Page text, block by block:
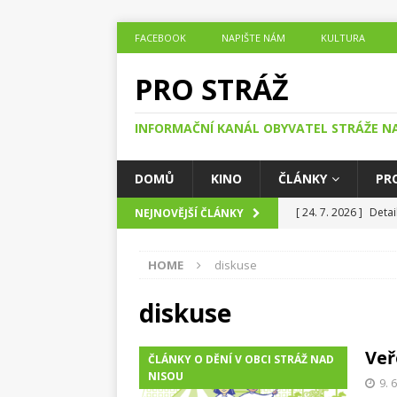
FACEBOOK NAPIŠTE NÁM KULTURA
PRO STRÁŽ
INFORMAČNÍ KANÁL OBYVATEL STRÁŽE
DOMŮ KINO ČLÁNKY
NEJNOVĚJŠÍ ČLÁNKY [ 24. 7. 2026 ]
Nisou
ČLÁNKY
[ 20. 7. 2026 ]
Se
HOME diskuse
diskuse
ČLÁNKY O DĚNÍ V OBCI STRÁŽ NAD
NISOU
9.